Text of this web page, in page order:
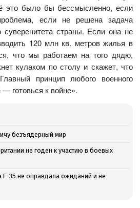
это было бы бессмысленно, если
если не решена задача
суверенитета страны. Если она не
120 млн кв. метров жилья в
что мы работаем на того дядю,
кулаком по столу и скажет, что
принцип любого военного
готовься к войне».
безъядерный мир
не годен к участию в боевых
F-35 не оправдала ожиданий и не